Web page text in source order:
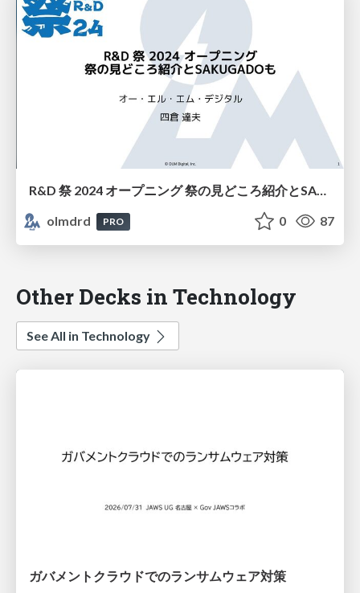
R&D 祭 2024 オープニング 祭の見どころ紹介とSAKUGADOも
olmdrd
PRO 0 87
Other Decks in Technology
See All in Technology
ガバメントクラウドでのランサムウェア対策